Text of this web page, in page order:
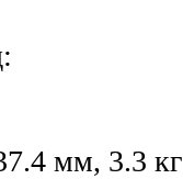
мм, 3.3 кг